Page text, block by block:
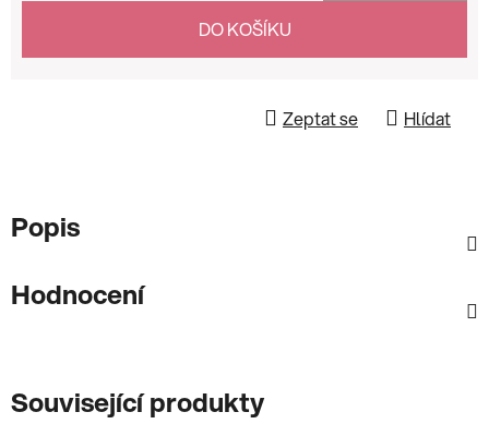
Měrná cena:
DO KOŠÍKU
Zeptat se Hlídat
Popis
Hodnocení
Související produkty